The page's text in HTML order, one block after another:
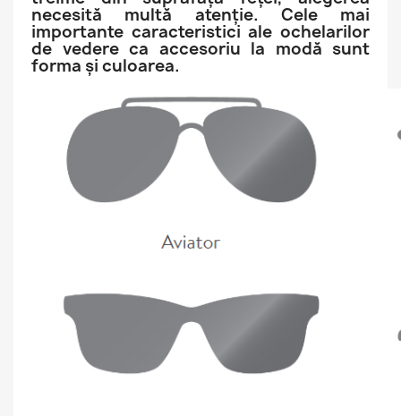
necesită multă atenție. Cele mai
importante caracteristici ale ochelarilor
de vedere ca accesoriu la modă sunt
forma și culoarea.